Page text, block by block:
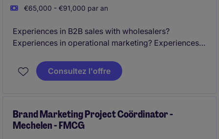
€65,000 - €91,000 par an
Experiences in B2B sales with wholesalers?
Experiences in operational marketing? Experiences
background in the agricultural sector? Bilingual in
French & Dutch? This position is for you !!
Consultez l'offre
Brand Marketing Project Coördinator -
Mechelen - FMCG